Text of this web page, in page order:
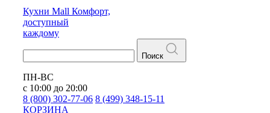
Кухни Mall Комфорт,
доступный
каждому
Поиск
ПН-ВС
с 10:00 до 20:00
8 (800) 302-77-06 8 (499) 348-15-11
КОРЗИНА